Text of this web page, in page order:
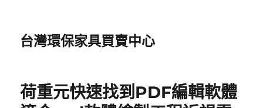
台灣環保家具買賣中心
荷重元快速找到PDF編輯軟體